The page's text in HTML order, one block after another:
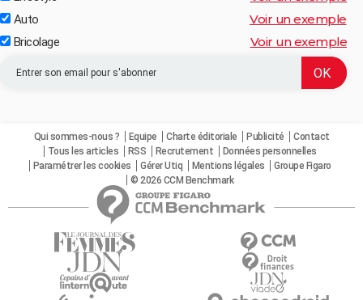
Auto Voir un exemple
Bricolage Voir un exemple
Qui sommes-nous ? Equipe Charte éditoriale Publicité
Contact
Tous les articles
RSS Recrutement
Données personnelles
Paramétrer les cookies
Gérer Utiq Mentions légales
Groupe Figaro
© 2026 CCM Benchmark